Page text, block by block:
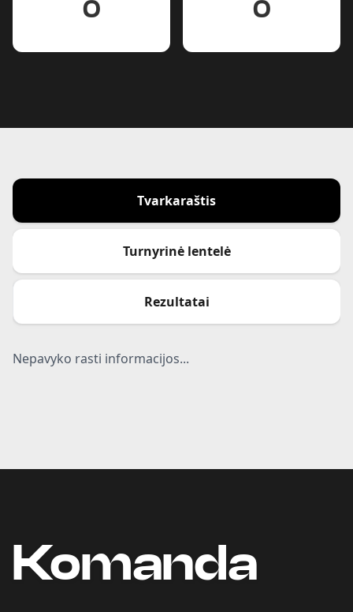
0 0
Tvarkaraštis
Turnyrinė lentelė
Rezultatai
Nepavyko rasti informacijos...
Komanda